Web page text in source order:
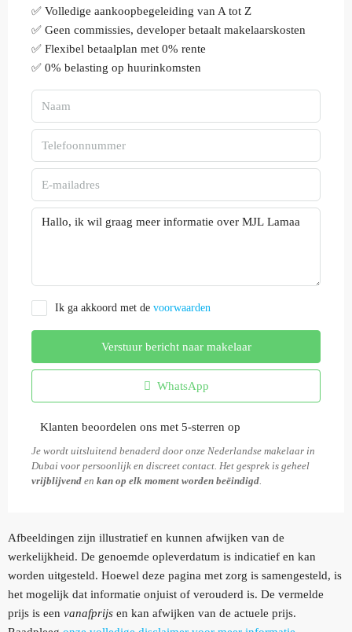
✅ Volledige aankoopbegeleiding van A tot Z
✅ Geen commissies, developer betaalt makelaarskosten
✅ Flexibel betaalplan met 0% rente
✅ 0% belasting op huurinkomsten
Ik ga akkoord met de voorwaarden
Verstuur bericht naar makelaar
WhatsApp
Klanten beoordelen ons met 5-sterren op
Je wordt uitsluitend benaderd door onze Nederlandse makelaar in
Dubai voor persoonlijk en discreet contact. Het gesprek is geheel
vrijblijvend en kan op elk moment worden beëindigd.
Afbeeldingen zijn illustratief en kunnen afwijken van de
werkelijkheid. De genoemde opleverdatum is indicatief en kan
worden uitgesteld. Hoewel deze pagina met zorg is samengesteld, is
het mogelijk dat informatie onjuist of verouderd is. De vermelde
prijs is een vanafprijs en kan afwijken van de actuele prijs.